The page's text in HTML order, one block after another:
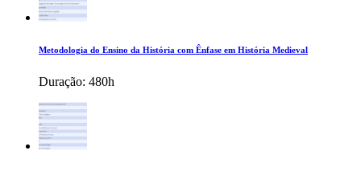
Metodologia do Ensino da História com Ênfase em História Medieval
Duração: 480h